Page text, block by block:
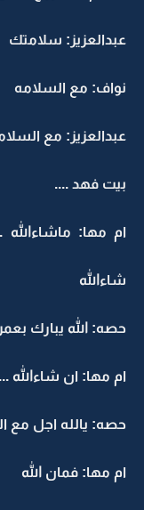
عبدالعزيز: سلامتك
نواف: مع السلامه
عبدالعزيز: مع
بيت فهد ....
ام مها:
شاءالله
حصه: الله يبارك
ام مها: ان شاءالله
حصه: يالله اجل مع
ام مها: فمان الله